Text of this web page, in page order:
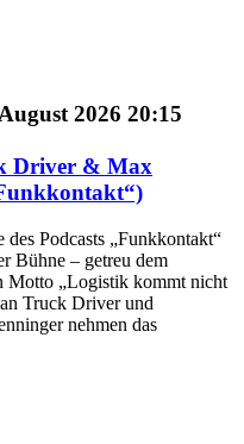
2026 20:15
Driver & Max
des Podcasts „Funkkontakt“
Bühne – getreu dem
Motto „Logistik kommt nicht
Truck Driver und
nehmen das